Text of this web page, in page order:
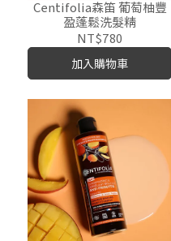
Centifolia森笛 葡萄柚豐
盈蓬鬆洗髮精
NT$780
加入購物車